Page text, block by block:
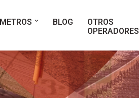
METROS BLOG
OTROS
OPERADORES